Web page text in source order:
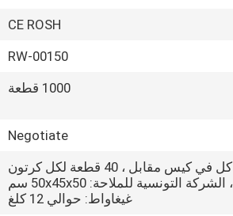
CE ROSH
RW-00150
1000 قطعة
Negotiate
كل في كيس مقابل ، 40 قطعة لكل كرتون
، الشركة التونسية للملاحة: 50x45x50 سم
غيغاواط: حوالي 12 كلغ